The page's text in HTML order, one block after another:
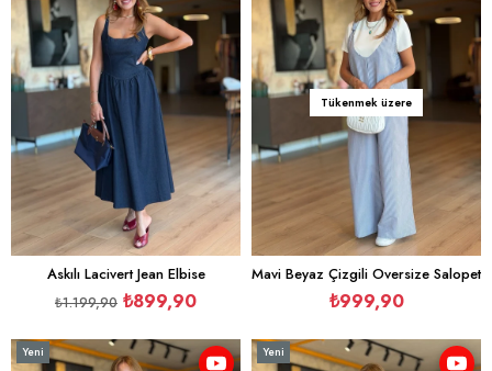
Askılı Lacivert Jean Elbise
₺899,90
₺1.199,90
İndirim
%25İndirim
Tükenmek üzere
Mavi Beyaz Çizgili Oversize Salopet
₺999,90
Yeni
Yeni